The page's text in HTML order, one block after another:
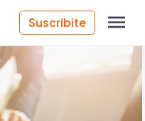
Suscribite